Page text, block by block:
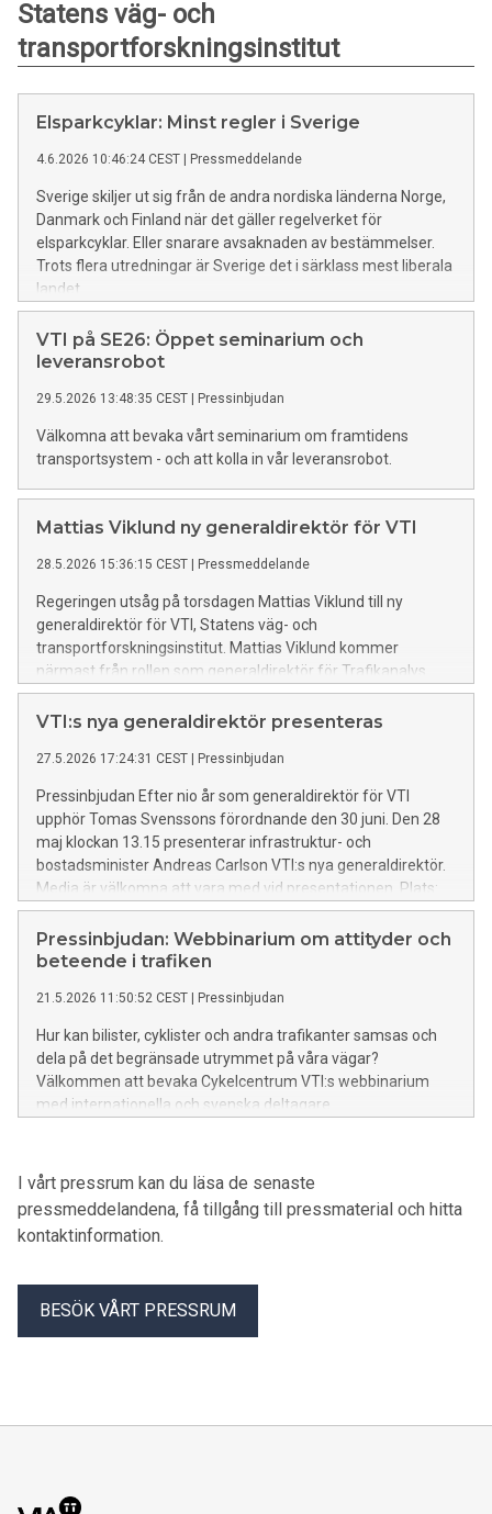
Statens väg- och
transportforskningsinstitut
Elsparkcyklar: Minst regler i Sverige
4.6.2026 10:46:24 CEST Pressmeddelande
Sverige skiljer ut sig från de andra nordiska länderna Norge,
Danmark och Finland när det gäller regelverket för
elsparkcyklar. Eller snarare avsaknaden av bestämmelser.
Trots flera utredningar är Sverige det i särklass mest liberala
landet.
VTI på SE26: Öppet seminarium och
leveransrobot
29.5.2026 13:48:35 CEST Pressinbjudan
Välkomna att bevaka vårt seminarium om framtidens
transportsystem - och att kolla in vår leveransrobot.
Mattias Viklund ny generaldirektör för VTI
28.5.2026 15:36:15 CEST Pressmeddelande
Regeringen utsåg på torsdagen Mattias Viklund till ny
generaldirektör för VTI, Statens väg- och
transportforskningsinstitut. Mattias Viklund kommer
närmast från rollen som generaldirektör för Trafikanalys.
VTI:s nya generaldirektör presenteras
27.5.2026 17:24:31 CEST Pressinbjudan
Pressinbjudan Efter nio år som generaldirektör för VTI
upphör Tomas Svenssons förordnande den 30 juni. Den 28
maj klockan 13.15 presenterar infrastruktur- och
bostadsminister Andreas Carlson VTI:s nya generaldirektör.
Media är välkomna att vara med vid presentationen. Plats:
VTI, Olaus Magnus väg 35, Linköping För frågor vänligen
kontakta Eva Ankarberg, kommunikations- och
marknadschef VTI, 070 377 82 43
Pressinbjudan: Webbinarium om attityder och
beteende i trafiken
21.5.2026 11:50:52 CEST Pressinbjudan
Hur kan bilister, cyklister och andra trafikanter samsas och
dela på det begränsade utrymmet på våra vägar?
Välkommen att bevaka Cykelcentrum VTI:s webbinarium
med internationella och svenska deltagare.
I vårt pressrum kan du läsa de senaste
pressmeddelandena, få tillgång till pressmaterial och hitta
kontaktinformation.
BESÖK VÅRT PRESSRUM